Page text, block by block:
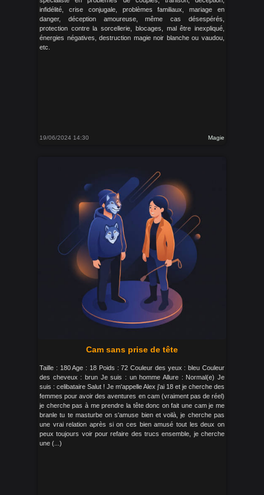
infidélité, crise conjugale, problèmes familiaux, mariage en
danger, déception amoureuse, même cas désespérés,
protection contre la sorcellerie, blocages, mal être inexpliqué,
énergies négatives, destruction magie noir blanche ou vaudou,
etc.
19/06/2024 14:30 Magie
Cam sans prise de tête
Taille : 180 Age : 18 Poids : 72 Couleur des yeux : bleu Couleur
des cheveux : brun Je suis : un homme Allure : Normal(e) Je
suis : celibataire Salut ! Je m'appelle Alex j'ai 18 et je cherche des
femmes pour avoir des aventures en cam (vraiment pas de réel)
je cherche pas à me prendre la tête donc on fait une cam je me
branle tu te masturbe on s'amuse bien et voilà, je cherche pas
une vrai relation après si on ces bien amusé tout les deux on
peux toujours voir pour refaire des trucs ensemble, je cherche
une (...)